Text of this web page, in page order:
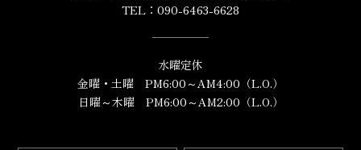
TEL：090-6463-6628
水曜定休
金曜・土曜 PM6:00～AM4:00（L.O.）
日曜～木曜 PM6:00～AM2:00（L.O.）